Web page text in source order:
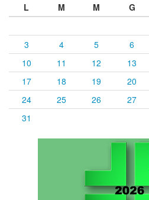
L
M M G
3
4 5 6
10
11 12 13
17
18 19 20
24
25 26 27
31